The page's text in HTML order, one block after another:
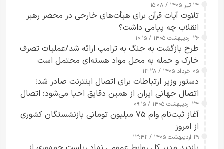
۱۴ تیر ۱۴۰۵ / ۱۵:۰۸
تلاوت آیات قرآن برای هیأت‌های خارجی در محضر رهبر
انقلاب چه پیامی داشت؟
۲۶ اردیبهشت ۱۴۰۵ / ۱۰:۱۵
طرح‌ بازگشت به جنگ به ترامپ ارائه شد/عملیات تصرف
خارک و حمله به محل مواد هسته‌ای محتمل است
۰۵ خرداد ۱۴۰۵ / ۱۳:۲۸
دستور وزیر ارتباطات برای اتصال اینترنت صادر شد؛
اتصال جهانی ایران از همین دقایق احیا می‌شود؛ اتصال
کامل مردم تا ۲۴ ساعت آینده
۲۴ اردیبهشت ۱۴۰۵ / ۰۹:۱۵
آغاز ثبت‌نام وام ۷۵ میلیون تومانی بازنشستگان کشوری
از امروز
۲۹ اردیبهشت ۱۴۰۵ / ۱۳:۴۲